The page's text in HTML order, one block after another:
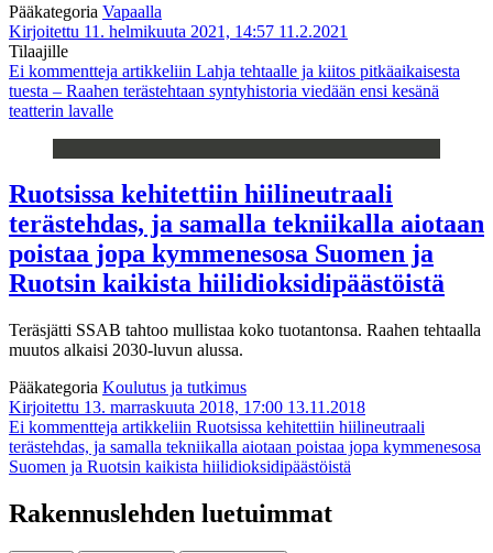
Pääkategoria Vapaalla
Kirjoitettu 11. helmikuuta 2021, 14:57 11.2.2021
Tilaajille
Ei kommentteja artikkeliin Lahja tehtaalle ja kiitos pitkäaikaisesta
tuesta – Raahen terästehtaan syntyhistoria viedään ensi kesänä
teatterin lavalle
Ruotsissa kehitettiin hiilineutraali
terästehdas, ja samalla tekniikalla aiotaan
poistaa jopa kymmenesosa Suomen ja
Ruotsin kaikista hiilidioksidipäästöistä
Teräsjätti SSAB tahtoo mullistaa koko tuotantonsa. Raahen tehtaalla
muutos alkaisi 2030-luvun alussa.
Pääkategoria Koulutus ja tutkimus
Kirjoitettu 13. marraskuuta 2018, 17:00 13.11.2018
Ei kommentteja artikkeliin Ruotsissa kehitettiin hiilineutraali
terästehdas, ja samalla tekniikalla aiotaan poistaa jopa kymmenesosa
Suomen ja Ruotsin kaikista hiilidioksidipäästöistä
Rakennuslehden luetuimmat